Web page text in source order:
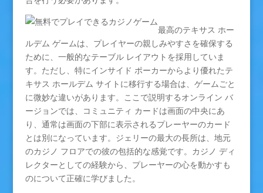
最高のテキサス ホー
ルデム ゲームは、プレイヤーの親しみやすさを確保する
ために、一般的なテーブル レイアウトを採用していま
す。ただし、特にインサイド ポーカーからより優れたテ
キサス ホールデム サイトに移行する場合は、ゲームごと
に微妙な違いがあります。ここで説明するオンライン バ
ージョンでは、コミュニティ カードは画面の中央にあ
り、通常は画面の下部に表示されるプレーヤーのカード
とは別になっています。ジェリーの最大の長所は、地元
のカジノ フロアでの彼の包括的な感覚です。カジノ ディ
レクターとしての経験から、プレーヤーの心を動かすも
のについて正確に学びました。